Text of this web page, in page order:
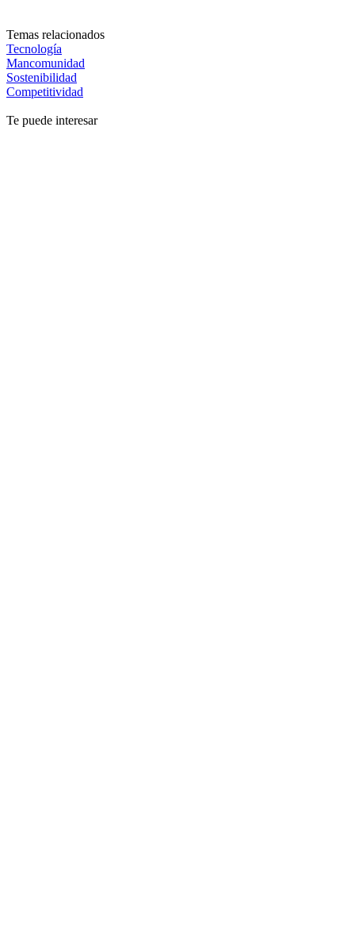
Temas relacionados
Tecnología
Mancomunidad
Sostenibilidad
Competitividad
Te puede interesar